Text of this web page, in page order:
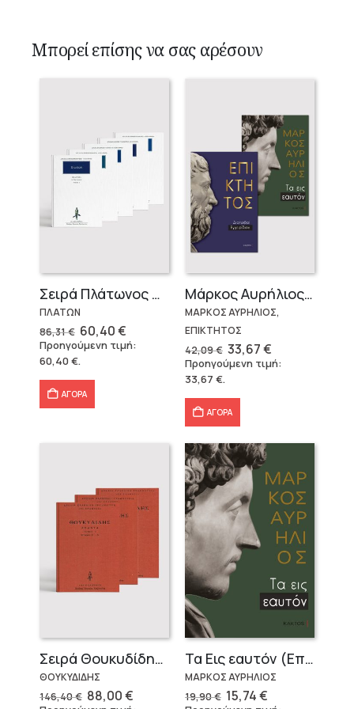
Μπορεί επίσης να σας αρέσουν
Σειρά Πλάτωνος Πολιτεία
ΠΛΑΤΩΝ
86,31€ Original
price
was:
86,31 €.
60,40€Η
τρέχουσα
τιμή
Προηγούμενη τιμή:
60,40€.
ΑΓΟΡΑ
Μάρκος Αυρήλιος & Επίκτητος (Επίτομα)
ΜΑΡΚΟΣ ΑΥΡΗΛΙΟΣ,
ΕΠΙΚΤΗΤΟΣ
42,09€ Original
price
was:
33,67€Η
τρέχουσα
τιμή
Προηγούμενη τιμή:
33,67 €.
ΑΓΟΡΑ
Σειρά Θουκυδίδης – Δεμένο (4 τόμοι)
ΘΟΥΚΥΔΙΔΗΣ
146,40€ Original
88,00€Η
Τα Εις εαυτόν (Επίτομο) – Μάρκος Αυρήλιος
ΜΑΡΚΟΣ ΑΥΡΗΛΙΟΣ
19,90€ Original
15,74€Η